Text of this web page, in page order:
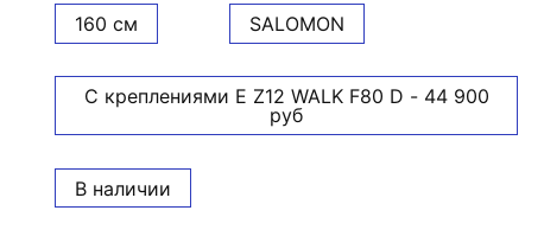
160 см SALOMON
С креплениями E Z12 WALK F80 D - 44 900
руб
В наличии